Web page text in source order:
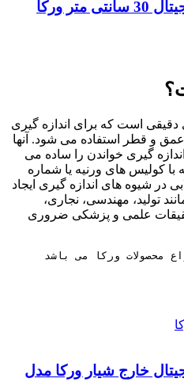
معرفی و فروش کولیس دیجیتال 30 سانتی متر ورکا
دقیقی است که برای اندازه گیری
و قطر استفاده می شود. آنها
گیری خواندن را ساده می
کولیس های ورنیه یا شماره
در شیوه های اندازه گیری ایجاد
تولید، مهندسی، نجاری،
علمی و پزشکی ضروری
محصولات ورکا می باشد
خارج شیار ورکا مدل